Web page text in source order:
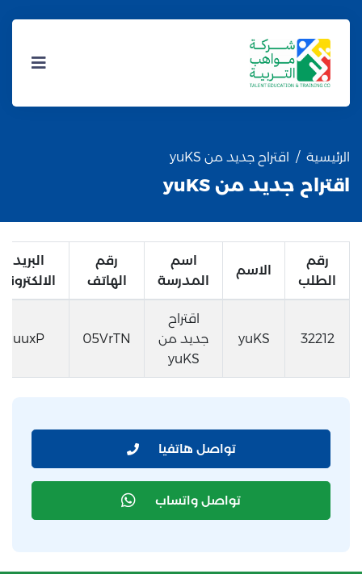
الرئيسية اقتراح جديد من yuKS
اقتراح جديد من yuKS
رقم
الطلب
الاسم
اسم
المدرسة
رقم
الهاتف
البريد
الالكتروني
32212
yuKS
اقتراح
جديد من
yuKS
05VrTN
uuxP
تواصل هاتفيا
تواصل واتساب